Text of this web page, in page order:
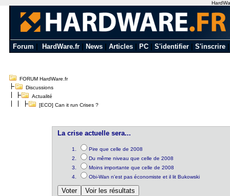
Forum HardWare.fr News Articles PC S'identifier S'inscrire
FORUM HardWare.fr
Discussions
Actualité
[ECO] Can it run Crises ?
La crise actuelle sera...
Pire que celle de 2008
Du même niveau que celle de 2008
Moins importante que celle de 2008
Obi-Wan n'est pas économiste et il lit Bukowski